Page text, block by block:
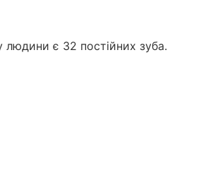
людини є 32 постійних зуба.